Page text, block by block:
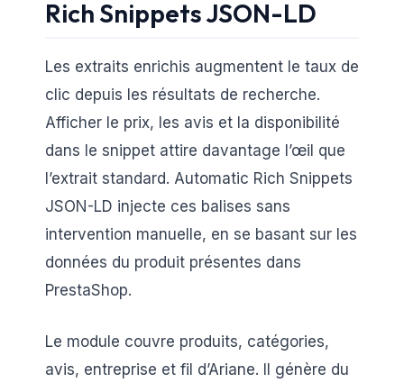
Rich Snippets JSON-LD
Les extraits enrichis augmentent le taux de
clic depuis les résultats de recherche.
Afficher le prix, les avis et la disponibilité
dans le snippet attire davantage l’œil que
l’extrait standard. Automatic Rich Snippets
JSON-LD injecte ces balises sans
intervention manuelle, en se basant sur les
données du produit présentes dans
PrestaShop.
Le module couvre produits, catégories,
avis, entreprise et fil d’Ariane. Il génère du